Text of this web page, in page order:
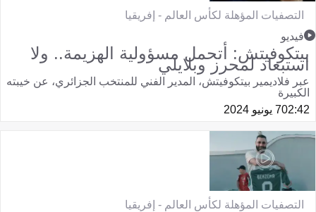
التصفيات المؤهلة لكأس العالم - إفريقيا
فيديو
بيتكوفيتش: أتحمل مسؤولية الهزيمة.. ولا
استبعاد لمحرز وبلايلي
عبر فلاديمير بيتكوفيتش، المدير الفني للمنتخب الجزائري، عن خيبته
الكبيرة
02:427 يونيو 2024
التصفيات المؤهلة لكأس العالم - إفريقيا